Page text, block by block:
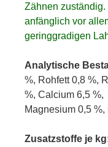
Zähnen
anfänglich vor
geringgradigen
Analytische
%, Rohfett 0,8 %,
%, Calcium 6,5 %,
Magnesium 0,5 %,
Zusatzstoffe je